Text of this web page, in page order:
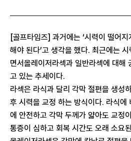
[골프타임즈] 과거에는 ‘시력이 떨어
해야 된다’고 생각을 했다. 최근에는
면서올레이저라섹과 일반라섹에 대해
고 있는 추세이다.
라섹은 라식과 달리 각막 절편을 생성
후 시력을 교정 하는 방식이다. 라식에
에 안전하고 각막 두께가 얇아도 교정
통증이 심하고 회복 시간도 오래 소요